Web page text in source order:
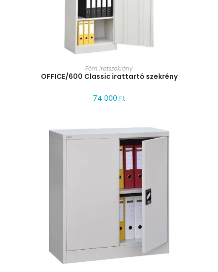
MÉRET VÁLASZTÁSA
Fém iratszekrény
OFFICE/600 Classic irattartó szekrény
74 000 Ft